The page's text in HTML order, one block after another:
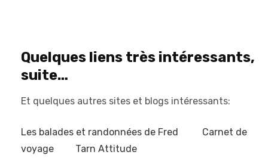
Quelques liens très intéressants,
suite…
Et quelques autres sites et blogs intéressants:
Les balades et randonnées de Fred
Carnet de
voyage
Tarn Attitude